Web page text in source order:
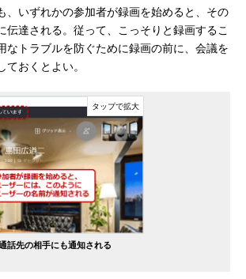
いずれかの参加者が録画を始めると、その
伝達される。従って、こっそりと録画するこ
なトラブルを防ぐために録画の前に、会議を
おくとよい。
話先の相手にも通知される